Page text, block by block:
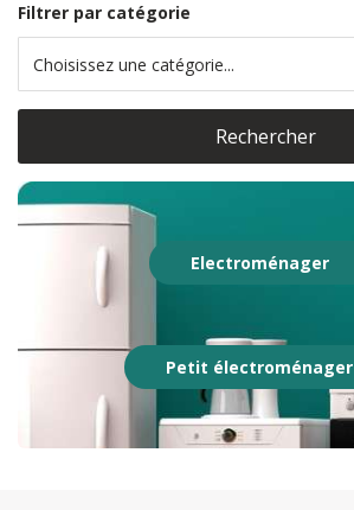
Electroménager
Petit électroménager
Filtrer par catégorie
Choisissez une catégorie...
Rechercher